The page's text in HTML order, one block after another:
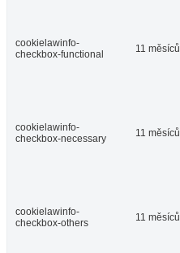
cookielawinfo-
checkbox-functional
11 měsíců
cookielawinfo-
checkbox-necessary
11 měsíců
cookielawinfo-
checkbox-others
11 měsíců